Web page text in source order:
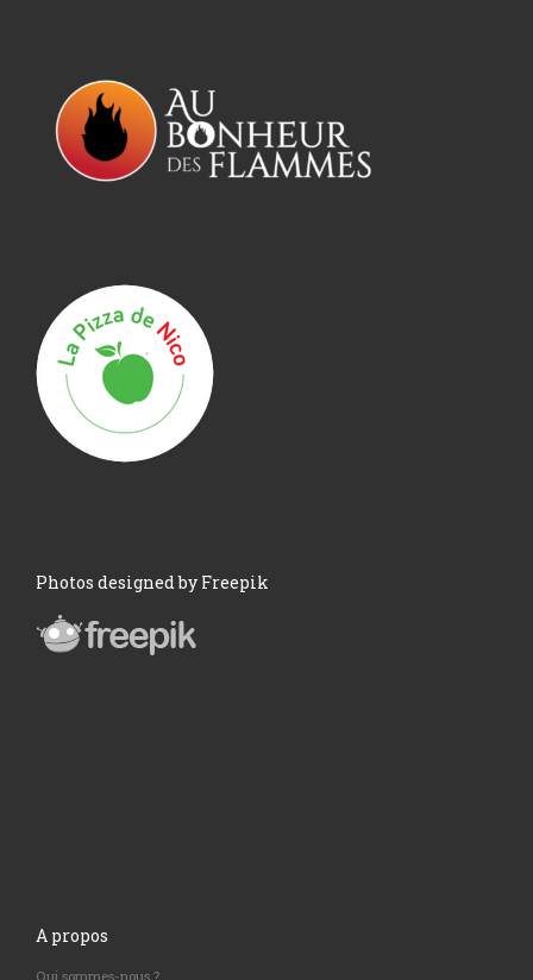
Photos designed by Freepik
A propos
Qui sommes-nous ?